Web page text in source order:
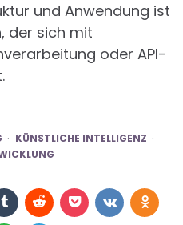
und Anwendung ist
der sich mit
oder API-
KÜNSTLICHE INTELLIGENZ